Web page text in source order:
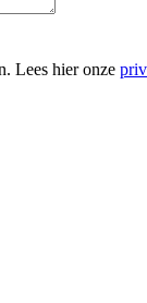
Lees hier onze